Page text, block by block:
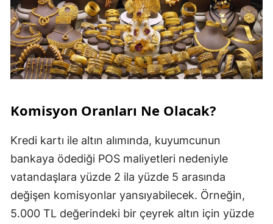
Komisyon Oranları Ne Olacak?
Kredi kartı ile altın alımında, kuyumcunun
bankaya ödediği POS maliyetleri nedeniyle
vatandaşlara yüzde 2 ila yüzde 5 arasında
değişen komisyonlar yansıyabilecek. Örneğin,
5.000 TL değerindeki bir çeyrek altın için yüzde